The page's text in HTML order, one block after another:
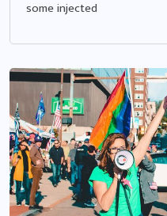
some injected